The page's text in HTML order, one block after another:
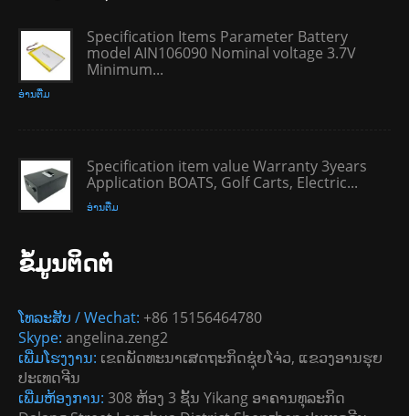
Specification Items Parameter Battery
model AIN106090 Nominal voltage 3.7V
Minimum...
ອ່ານ​ຕື່ມ
Specification item value Warranty 3years
Application BOATS, Golf Carts, Electric...
ອ່ານ​ຕື່ມ
ຂໍ້​ມູນ​ຕິດ​ຕໍ່
ໂທລະສັບ / Wechat: +86 15156464780
Skype: angelina.zeng2
ເພີ່ມໂຮງງານ: ເຂດພັດທະນາເສດຖະກິດຊຸ່ຍໂຈ່ວ, ແຂວງອານຮຸຍ
ປະເທດຈີນ
ເພີ່ມຫ້ອງການ: 308 ຫ້ອງ 3 ຊັ້ນ Yikang ອາຄານທຸລະກິດ